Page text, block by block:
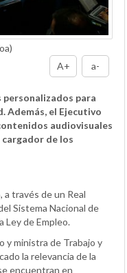
A+
a-
para
Además, el Ejecutivo
audiovisuales
cargador de los
a través de un Real
Sistema Nacional de
Ley de Empleo.
y ministra de Trabajo y
la relevancia de la
encuentran en